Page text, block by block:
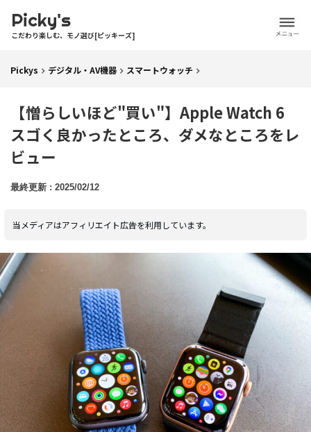
Picky's
こだわり楽しむ、モノ選び[ピッキーズ]
Pickys デジタル・AV機器 スマートウォッチ
【憎らしいほど"買い"】Apple Watch 6
スゴく良かったところ、ダメなところをレ
ビュー
2025/02/12
当メディアはアフィリエイト広告を利用しています。